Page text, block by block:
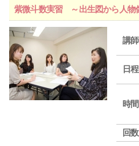
紫微斗数実習 ～出生図から人物
講師
日程
時間
回数